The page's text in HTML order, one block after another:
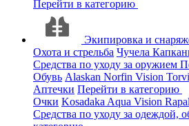
Перейти в категорию
Экипировка и
Охота и стрельба Чучела
Средства по уходу за оружием
Обувь Alaskan Norfin Vision Torvi
Аптечки Перейти в категорию
Очки Kosadaka Aqua Vision
Средства по уходу за одеждой,